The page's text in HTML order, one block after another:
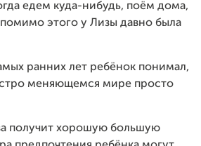
едем куда-нибудь, поём дома,
этого у Лизы давно была
ранних лет ребёнок понимал,
меняющемся мире просто
получит хорошую большую